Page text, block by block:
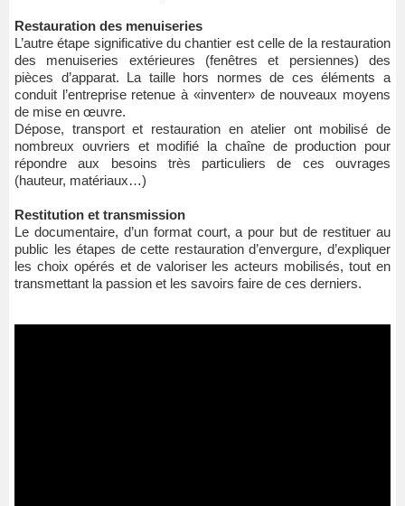
Restauration des menuiseries
L’autre étape significative du chantier est celle de la restauration
des menuiseries extérieures (fenêtres et persiennes) des
pièces d’apparat. La taille hors normes de ces éléments a
conduit l’entreprise retenue à «inventer» de nouveaux moyens
de mise en œuvre.
Dépose, transport et restauration en atelier ont mobilisé de
nombreux ouvriers et modifié la chaîne de production pour
répondre aux besoins très particuliers de ces ouvrages
(hauteur, matériaux…)
Restitution et transmission
Le documentaire, d’un format court, a pour but de restituer au
public les étapes de cette restauration d’envergure, d’expliquer
les choix opérés et de valoriser les acteurs mobilisés, tout en
transmettant la passion et les savoirs faire de ces derniers.